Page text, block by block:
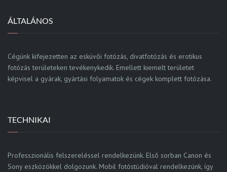
ÁLTALÁNOS
Cégünk kifejezetten az esküvői fotózás, divatfotózás és erotikus
fotózás területeken tevékenykedik. Emellett kiemelt területet
képvisel a gyárak, gyártási folyamatok és cégek komplett fotózása.
TECHNIKAI
Professzionális felszereléssel rendelkezünk. Első sorban Canon és
Sony eszközökkel dolgozunk. Mobil fotóstúdióval rendelkezünk, így